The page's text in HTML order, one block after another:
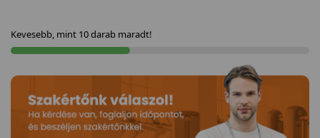
Kevesebb, mint 10 darab maradt!